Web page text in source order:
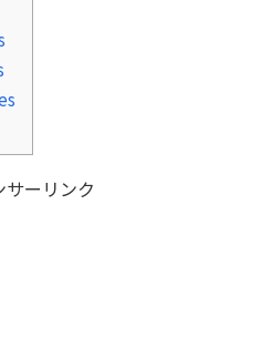
サーリンク